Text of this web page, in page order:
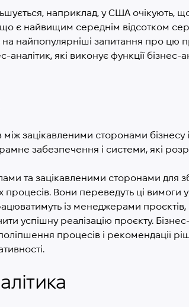
наприклад, у США очікують,
що є найвищим середнім відсотком
на найпопулярніші запитання про цю
які виконує функції бізнес-
зацікавленими сторонами бізнесу і
забезпечення і системи, які
та зацікавленими сторонами для
Вони переведуть ці вимоги
із менеджерами проєктів,
успішну реалізацію проєкту.
процесів і рекомендації